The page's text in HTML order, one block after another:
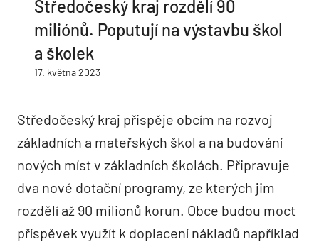
Středočeský kraj rozdělí 90
miliónů. Poputují na výstavbu škol
a školek
17. května 2023
Středočeský kraj přispěje obcím na rozvoj
základních a mateřských škol a na budování
nových míst v základních školách. Připravuje
dva nové dotační programy, ze kterých jim
rozdělí až 90 milionů korun. Obce budou moct
příspěvek využít k doplacení nákladů například